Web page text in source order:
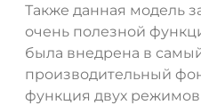
Также данная модель
очень полезной
была внедрена в
производительный
функция двух